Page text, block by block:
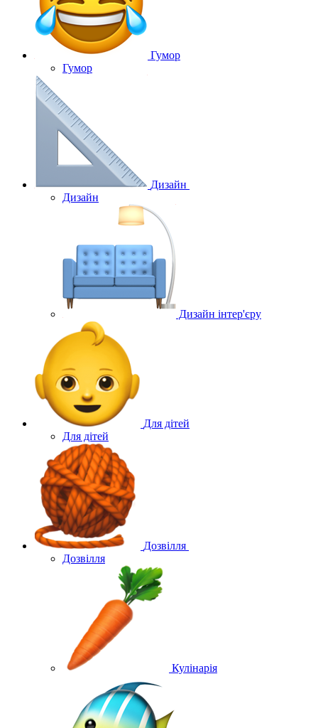
Гумор
Гумор
Дизайн
Дизайн
Дизайн інтер'єру
Для дітей
Для дітей
Дозвілля
Дозвілля
Кулінарія